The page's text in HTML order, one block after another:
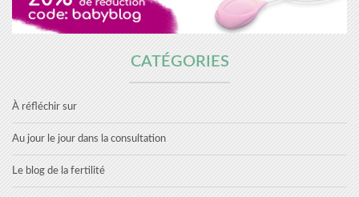
CATÉGORIES
À réfléchir sur
Au jour le jour dans la consultation
Le blog de la fertilité